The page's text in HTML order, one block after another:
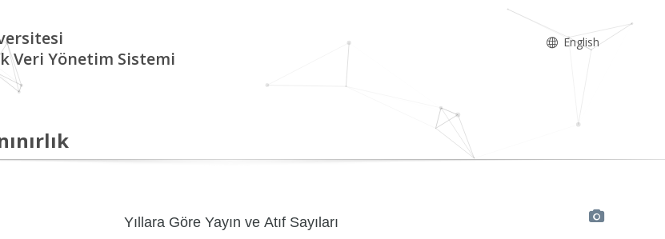
Veri Yönetim Sistemi
English
Yıllara Göre Yayın ve Atıf Sayıları